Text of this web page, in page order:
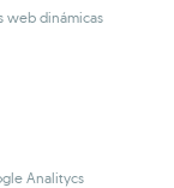
web dinámicas
Analitycs